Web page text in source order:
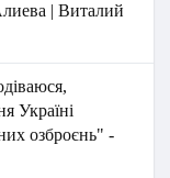
| Виталий
Україні
озброєнь" -